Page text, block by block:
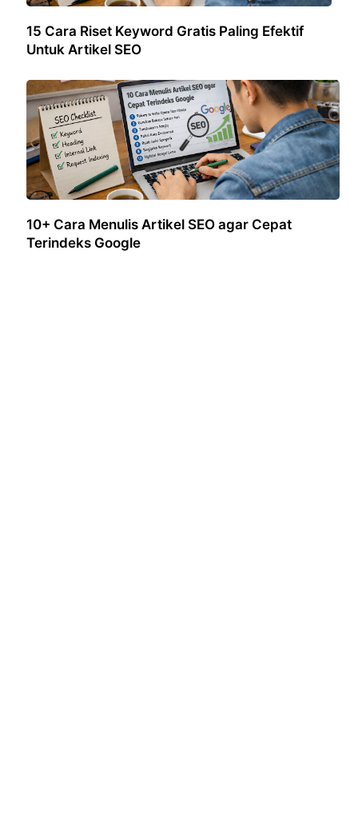
15 Cara Riset Keyword Gratis Paling Efektif
Untuk Artikel SEO
10+ Cara Menulis Artikel SEO agar Cepat
Terindeks Google